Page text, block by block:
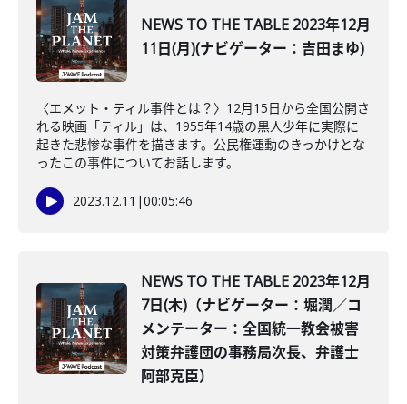
NEWS TO THE TABLE 2023年12月
11日(月)(ナビゲーター：吉田まゆ)
〈エメット・ティル事件とは？〉12月15日から全国公開さ
れる映画「ティル」は、1955年14歳の黒人少年に実際に
起きた悲惨な事件を描きます。公民権運動のきっかけとな
ったこの事件についてお話します。
2023.12.11 |00:05:46
NEWS TO THE TABLE 2023年12月
7日(木)（ナビゲーター：堀潤／コ
メンテーター：全国統一教会被害
対策弁護団の事務局次長、弁護士
阿部克臣）